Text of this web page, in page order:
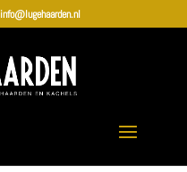
info@lugehaarden.nl